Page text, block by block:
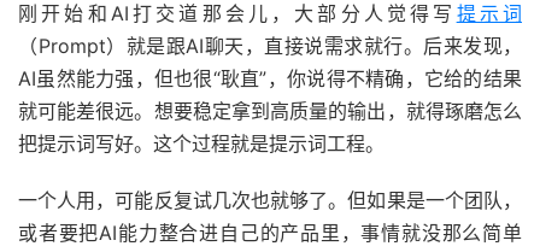
刚开始和AI打交道那会儿，大部分人觉得写 提示词
（Prompt）就是跟AI聊天，直接说需求就行。后来发现，
AI虽然能力强，但也很“耿直”，你说得不精确，它给的结果
就可能差很远。想要稳定拿到高质量的输出，就得琢磨怎么
把提示词写好。这个过程就是提示词工程。
一个人用，可能反复试几次也就够了。但如果是一个团队，
或者要把AI能力整合进自己的产品里，事情就没那么简单